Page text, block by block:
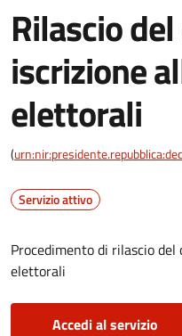
Rilascio
iscrizione
elettorali
(
Servizio attivo
Procedimento di rilascio
elettorali
Accedi al servizio